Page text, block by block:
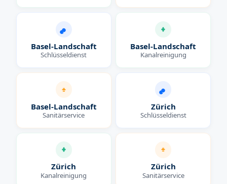
Basel-Landschaft
Schlüsseldienst
Basel-Landschaft
Kanalreinigung
Basel-Landschaft
Sanitärservice
Zürich
Schlüsseldienst
Zürich
Kanalreinigung
Zürich
Sanitärservice